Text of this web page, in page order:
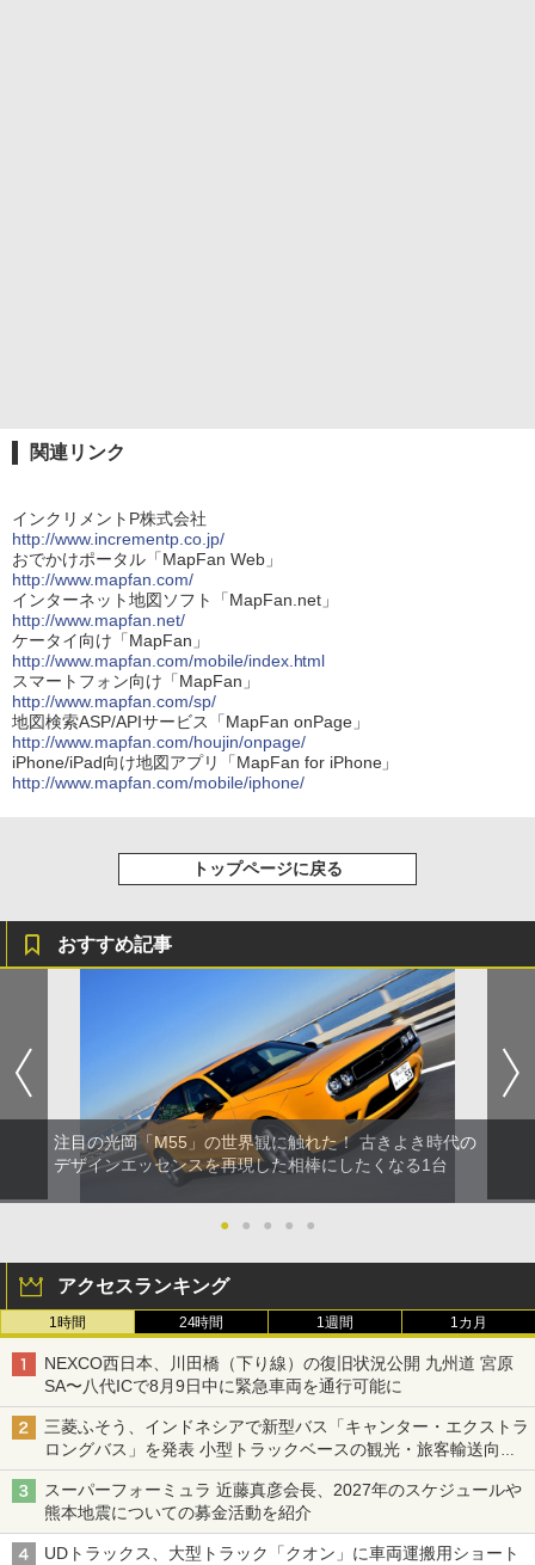
関連リンク
インクリメントP株式会社
http://www.incrementp.co.jp/
おでかけポータル「MapFan Web」
http://www.mapfan.com/
インターネット地図ソフト「MapFan.net」
http://www.mapfan.net/
ケータイ向け「MapFan」
http://www.mapfan.com/mobile/index.html
スマートフォン向け「MapFan」
http://www.mapfan.com/sp/
地図検索ASP/APIサービス「MapFan onPage」
http://www.mapfan.com/houjin/onpage/
iPhone/iPad向け地図アプリ「MapFan for iPhone」
http://www.mapfan.com/mobile/iphone/
トップページに戻る
おすすめ記事
注目の光岡「M55」の世界観に触れた！ 古きよき時代の
デザインエッセンスを再現した相棒にしたくなる1台
● ● ● ● ●
アクセスランキング
1時間 24時間 1週間 1カ月
NEXCO西日本、川田橋（下り線）の復旧状況公開 九州道 宮原
SA〜八代ICで8月9日中に緊急車両を通行可能に
三菱ふそう、インドネシアで新型バス「キャンター・エクストラ
ロングバス」を発表 小型トラックベースの観光・旅客輸送向け
バス
スーパーフォーミュラ 近藤真彦会長、2027年のスケジュールや
熊本地震についての募金活動を紹介
UDトラックス、大型トラック「クオン」に車両運搬用ショート